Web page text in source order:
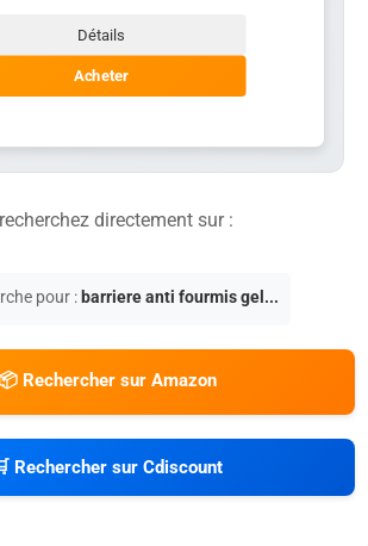
Détails
Acheter
directement sur :
pour : barriere anti fourmis gel...
📦 Rechercher sur Amazon
Rechercher sur Cdiscount